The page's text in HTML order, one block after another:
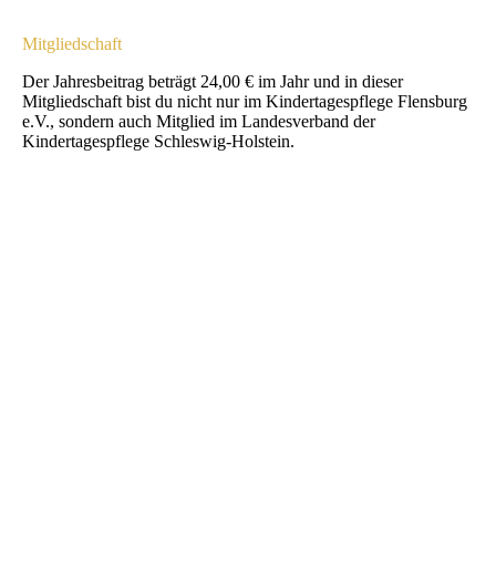
Mitgliedschaft
Der Jahresbeitrag beträgt 24,00 € im Jahr und in dieser
Mitgliedschaft bist du nicht nur im Kindertagespflege Flensburg
e.V., sondern auch Mitglied im Landesverband der
Kindertagespflege Schleswig-Holstein.